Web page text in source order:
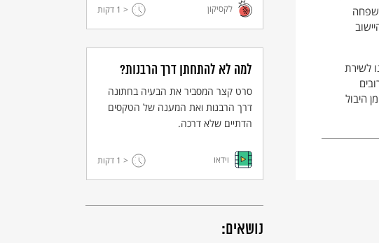
לשירת
היבול
מבין
חודש ומקדש אותו. עם קביעת לוח שנה
(המאה ה-4 לספירה) נפסק קידוש
לקסיקון < 1 דקות
למה לא להתחתן דרך הרבנות?
סרט קצר המסביר את הבעיה בחתונה
דרך הרבנות ואת המענה של הטקסים
הדתיים שלא דרכה.
וידאו < 1 דקות
נושאים: